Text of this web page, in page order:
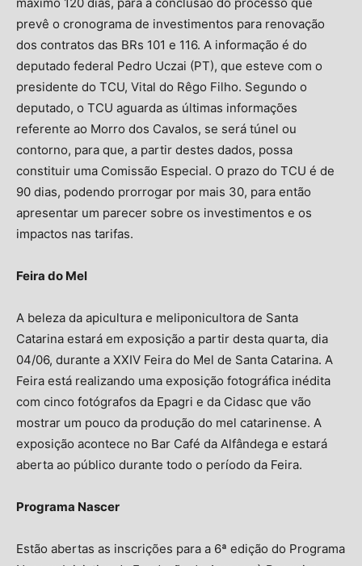
máximo 120 dias, para a conclusão do processo que
prevê o cronograma de investimentos para renovação
dos contratos das BRs 101 e 116. A informação é do
deputado federal Pedro Uczai (PT), que esteve com o
presidente do TCU, Vital do Rêgo Filho. Segundo o
deputado, o TCU aguarda as últimas informações
referente ao Morro dos Cavalos, se será túnel ou
contorno, para que, a partir destes dados, possa
constituir uma Comissão Especial. O prazo do TCU é de
90 dias, podendo prorrogar por mais 30, para então
apresentar um parecer sobre os investimentos e os
impactos nas tarifas.
Feira do Mel
A beleza da apicultura e meliponicultora de Santa
Catarina estará em exposição a partir desta quarta, dia
04/06, durante a XXIV Feira do Mel de Santa Catarina. A
Feira está realizando uma exposição fotográfica inédita
com cinco fotógrafos da Epagri e da Cidasc que vão
mostrar um pouco da produção do mel catarinense. A
exposição acontece no Bar Café da Alfândega e estará
aberta ao público durante todo o período da Feira.
Programa Nascer
Estão abertas as inscrições para a 6ª edição do Programa